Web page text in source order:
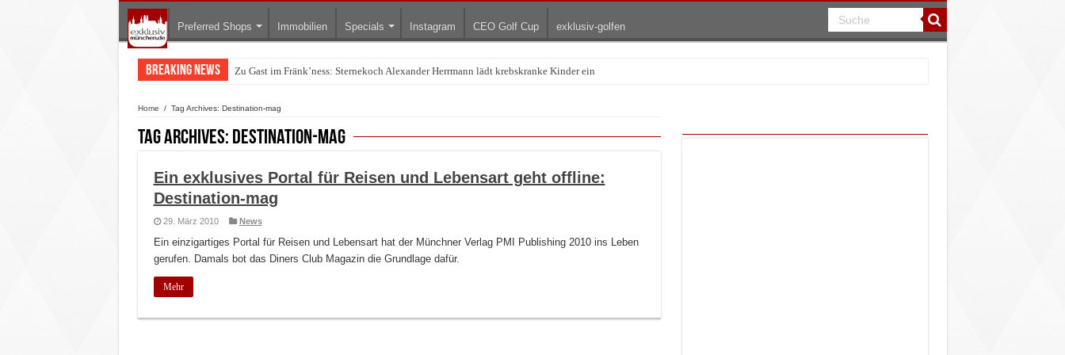
Preferred Shops Immobilien Specials Instagram CEO Golf Cup exklusiv-golfen
Breaking News Zu Gast im Fränk’ness: Sternekoch Alexander Herrmann lädt krebskranke Kinder ein
Warum München gerade zum Treffpunkt der Lingerie-Branche wurde
Home / Tag Archives: Destination-mag
Tag Archives: Destination-mag
Ein exklusives Portal für Reisen und Lebensart geht offline:
Destination-mag
29. März 2010 News
Ein einzigartiges Portal für Reisen und Lebensart hat der Münchner Verlag PMI Publishing 2010 ins Leben
gerufen. Damals bot das Diners Club Magazin die Grundlage dafür.
Mehr